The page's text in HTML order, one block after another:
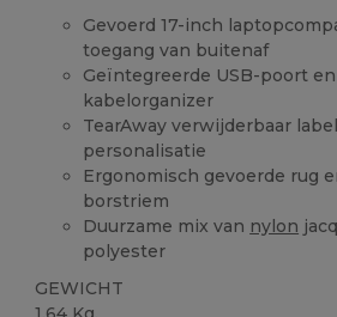
Gevoerd 17-inch
toegang van buitenaf
Geïntegreerde USB-poort
kabelorganizer
TearAway verwijderbaar
personalisatie
Ergonomisch gevoerde rug
borstriem
Duurzame mix van nylon
polyester
GEWICHT